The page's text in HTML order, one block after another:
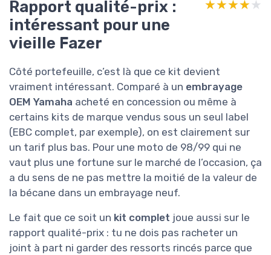
Rapport qualité-prix :
intéressant pour une
vieille Fazer
★★★★★
★★★★★
Côté portefeuille, c’est là que ce kit devient
vraiment intéressant. Comparé à un embrayage
OEM Yamaha acheté en concession ou même à
certains kits de marque vendus sous un seul label
(EBC complet, par exemple), on est clairement sur
un tarif plus bas. Pour une moto de 98/99 qui ne
vaut plus une fortune sur le marché de l’occasion, ça
a du sens de ne pas mettre la moitié de la valeur de
la bécane dans un embrayage neuf.
Le fait que ce soit un kit complet joue aussi sur le
rapport qualité-prix : tu ne dois pas racheter un
joint à part ni garder des ressorts rincés parce que